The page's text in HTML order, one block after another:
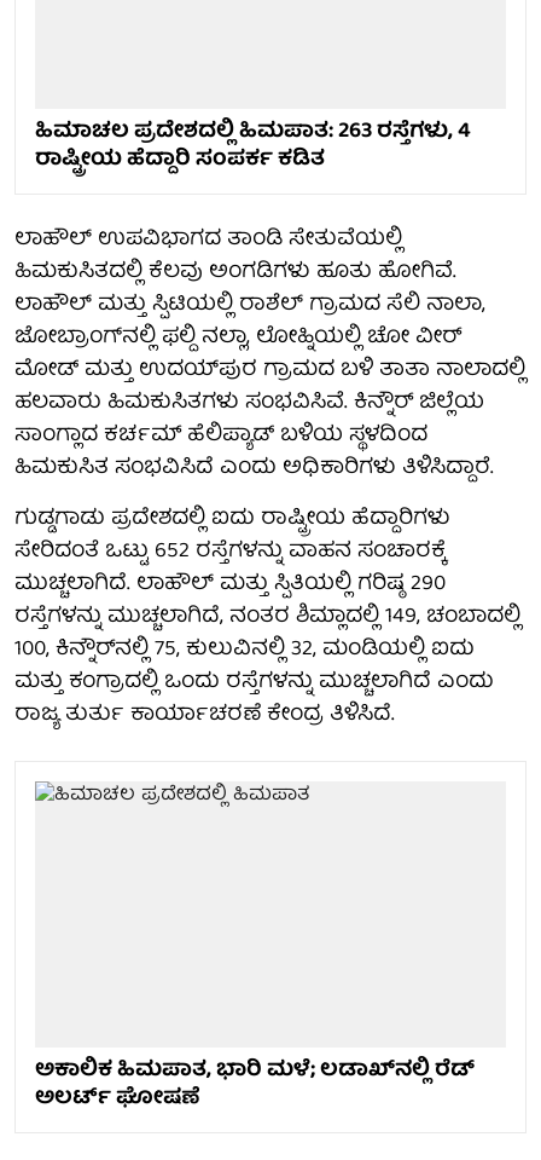
ಹಿಮಾಚಲ ಪ್ರದೇಶದಲ್ಲಿ ಹಿಮಪಾತ: 263 ರಸ್ತೆಗಳು, 4
ರಾಷ್ಟ್ರೀಯ ಹೆದ್ದಾರಿ ಸಂಪರ್ಕ ಕಡಿತ
ಲಾಹೌಲ್ ಉಪವಿಭಾಗದ ತಾಂಡಿ ಸೇತುವೆಯಲ್ಲಿ
ಹಿಮಕುಸಿತದಲ್ಲಿ ಕೆಲವು ಅಂಗಡಿಗಳು ಹೂತು ಹೋಗಿವೆ.
ಲಾಹೌಲ್ ಮತ್ತು ಸ್ಪಿಟಿಯಲ್ಲಿ ರಾಶೆಲ್ ಗ್ರಾಮದ ಸೆಲಿ ನಾಲಾ,
ಜೋಬ್ರಾಂಗ್‌ನಲ್ಲಿ ಫಲ್ದಿ ನಲ್ಲಾ, ಲೋಹ್ನಿಯಲ್ಲಿ ಚೋ ವೀರ್
ಮೋಡ್ ಮತ್ತು ಉದಯ್‌ಪುರ ಗ್ರಾಮದ ಬಳಿ ತಾತಾ ನಾಲಾದಲ್ಲಿ
ಹಲವಾರು ಹಿಮಕುಸಿತಗಳು ಸಂಭವಿಸಿವೆ. ಕಿನ್ನೌರ್ ಜಿಲ್ಲೆಯ
ಸಾಂಗ್ಲಾದ ಕರ್ಚಮ್ ಹೆಲಿಪ್ಯಾಡ್ ಬಳಿಯ ಸ್ಥಳದಿಂದ
ಹಿಮಕುಸಿತ ಸಂಭವಿಸಿದೆ ಎಂದು ಅಧಿಕಾರಿಗಳು ತಿಳಿಸಿದ್ದಾರೆ.
ಗುಡ್ಡಗಾಡು ಪ್ರದೇಶದಲ್ಲಿ ಐದು ರಾಷ್ಟ್ರೀಯ ಹೆದ್ದಾರಿಗಳು
ಸೇರಿದಂತೆ ಒಟ್ಟು 652 ರಸ್ತೆಗಳನ್ನು ವಾಹನ ಸಂಚಾರಕ್ಕೆ
ಮುಚ್ಚಲಾಗಿದೆ. ಲಾಹೌಲ್ ಮತ್ತು ಸ್ಪಿತಿಯಲ್ಲಿ ಗರಿಷ್ಠ 290
ರಸ್ತೆಗಳನ್ನು ಮುಚ್ಚಲಾಗಿದೆ, ನಂತರ ಶಿಮ್ಲಾದಲ್ಲಿ 149, ಚಂಬಾದಲ್ಲಿ
100, ಕಿನ್ನೌರ್‌ನಲ್ಲಿ 75, ಕುಲುವಿನಲ್ಲಿ 32, ಮಂಡಿಯಲ್ಲಿ ಐದು
ಮತ್ತು ಕಂಗ್ರಾದಲ್ಲಿ ಒಂದು ರಸ್ತೆಗಳನ್ನು ಮುಚ್ಚಲಾಗಿದೆ ಎಂದು
ರಾಜ್ಯ ತುರ್ತು ಕಾರ್ಯಾಚರಣೆ ಕೇಂದ್ರ ತಿಳಿಸಿದೆ.
ಅಕಾಲಿಕ ಹಿಮಪಾತ, ಭಾರಿ ಮಳೆ; ಲಡಾಖ್‌ನಲ್ಲಿ ರೆಡ್
ಅಲರ್ಟ್ ಘೋಷಣೆ